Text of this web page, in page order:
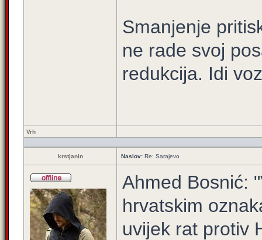
Smanjenje
ne rade svoj
redukcija. Idi
Vrh
krstjanin Naslov: Re: Sarajevo
Ahmed Bosnić:
hrvatskim
uvijek rat protiv